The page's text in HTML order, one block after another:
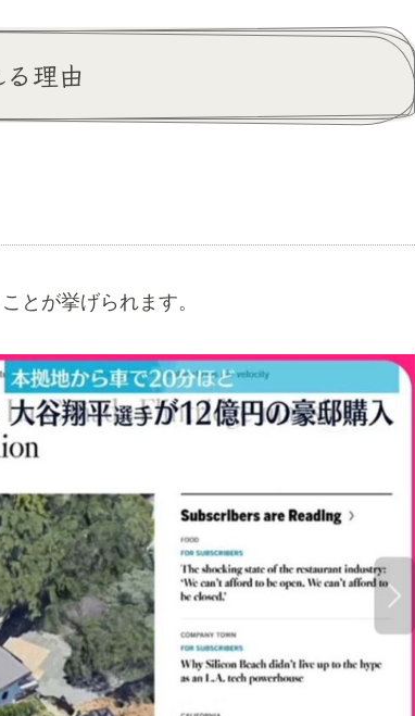
理由
とが挙げられます。